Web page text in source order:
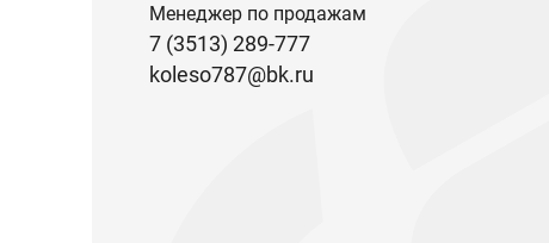
Менеджер по продажам
7 (3513) 289-777
koleso787@bk.ru